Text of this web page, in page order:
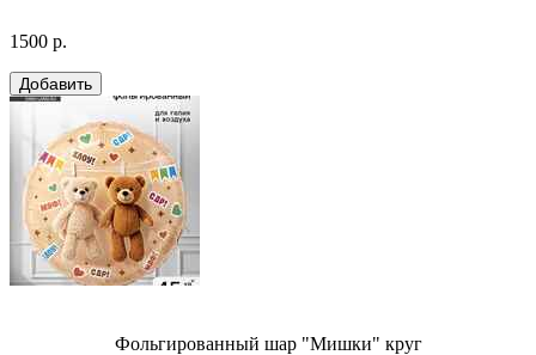
1500 р.
Фольгированный шар "Мишки" круг